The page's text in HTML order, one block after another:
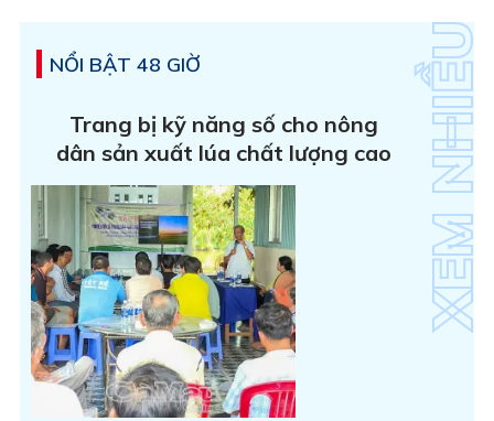
NỔI BẬT 48 GIỜ
Trang bị kỹ năng số cho nông
dân sản xuất lúa chất lượng cao